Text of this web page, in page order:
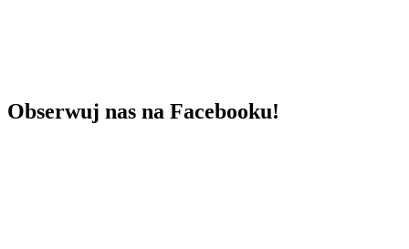
Obserwuj nas na Facebooku!